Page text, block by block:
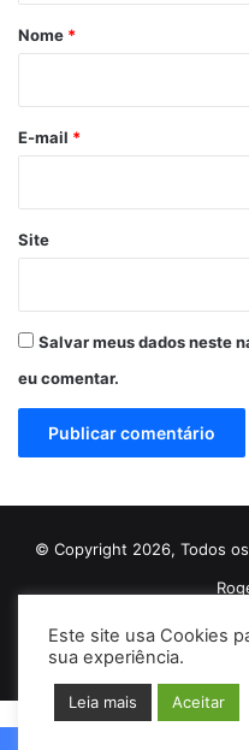
r
*
Nome *
E-mail *
Site
Salvar meus dados neste
eu comentar.
© Copyright 2026, Todos
Este site usa Cookies
sua experiência.
Leia mais Aceitar